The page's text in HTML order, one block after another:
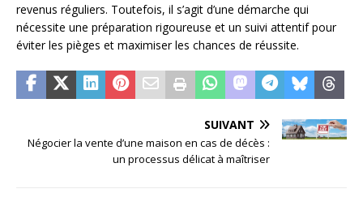
revenus réguliers. Toutefois, il s’agit d’une démarche qui
nécessite une préparation rigoureuse et un suivi attentif pour
éviter les pièges et maximiser les chances de réussite.
SUIVANT
Négocier la vente d’une maison en cas de décès :
un processus délicat à maîtriser